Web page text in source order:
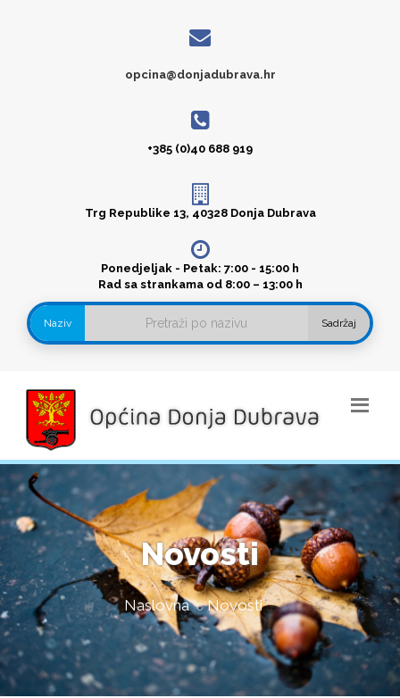
opcina@donjadubrava.hr
+385 (0)40 688 919
Trg Republike 13, 40328 Donja Dubrava
Ponedjeljak - Petak: 7:00 - 15:00 h
Rad sa strankama od 8:00 – 13:00 h
Naziv Sadržaj
Novosti
Naslovna Novosti